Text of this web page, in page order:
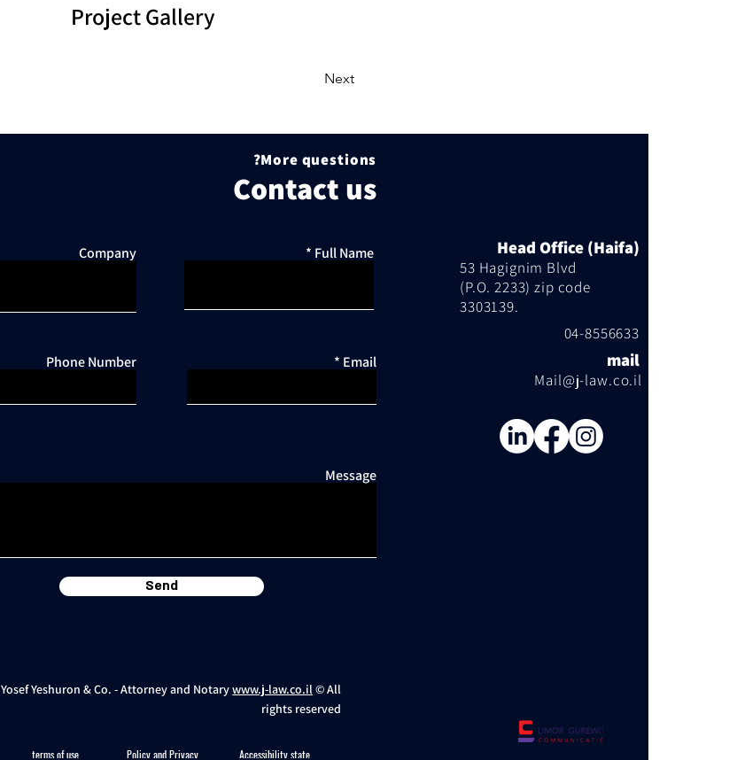
Project Gallery
Next
More questions?
Contact us
Company Full Name
Phone Number Email
Message
Send
Yosef Yeshuron & Co. - Attorney and Notarywww.j-law.co.il© All
rights reserved
terms of use Policy and Privacy
Head Office (Haifa)
53 Hagignim Blvd
(P.O. 2233) zip code
3303139.
04-8556633
mail
Mail@j-law.co.il